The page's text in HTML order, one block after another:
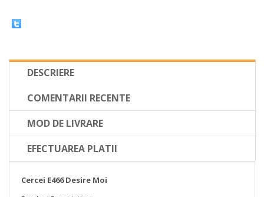
DESCRIERE
COMENTARII RECENTE
MOD DE LIVRARE
EFECTUAREA PLATII
Cercei E466 Desire Moi